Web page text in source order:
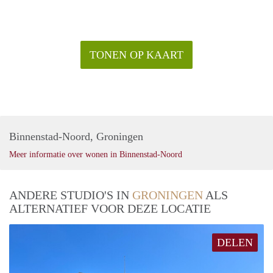
TONEN OP KAART
Binnenstad-Noord, Groningen
Meer informatie over wonen in Binnenstad-Noord
ANDERE STUDIO'S IN GRONINGEN ALS
ALTERNATIEF VOOR DEZE LOCATIE
DELEN